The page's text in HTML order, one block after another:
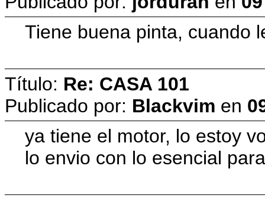
Tiene buena pinta, cuando
Título: Re: CASA 101
Publicado por: Blackvim en
ya tiene el motor, lo estoy
lo envio con lo esencial